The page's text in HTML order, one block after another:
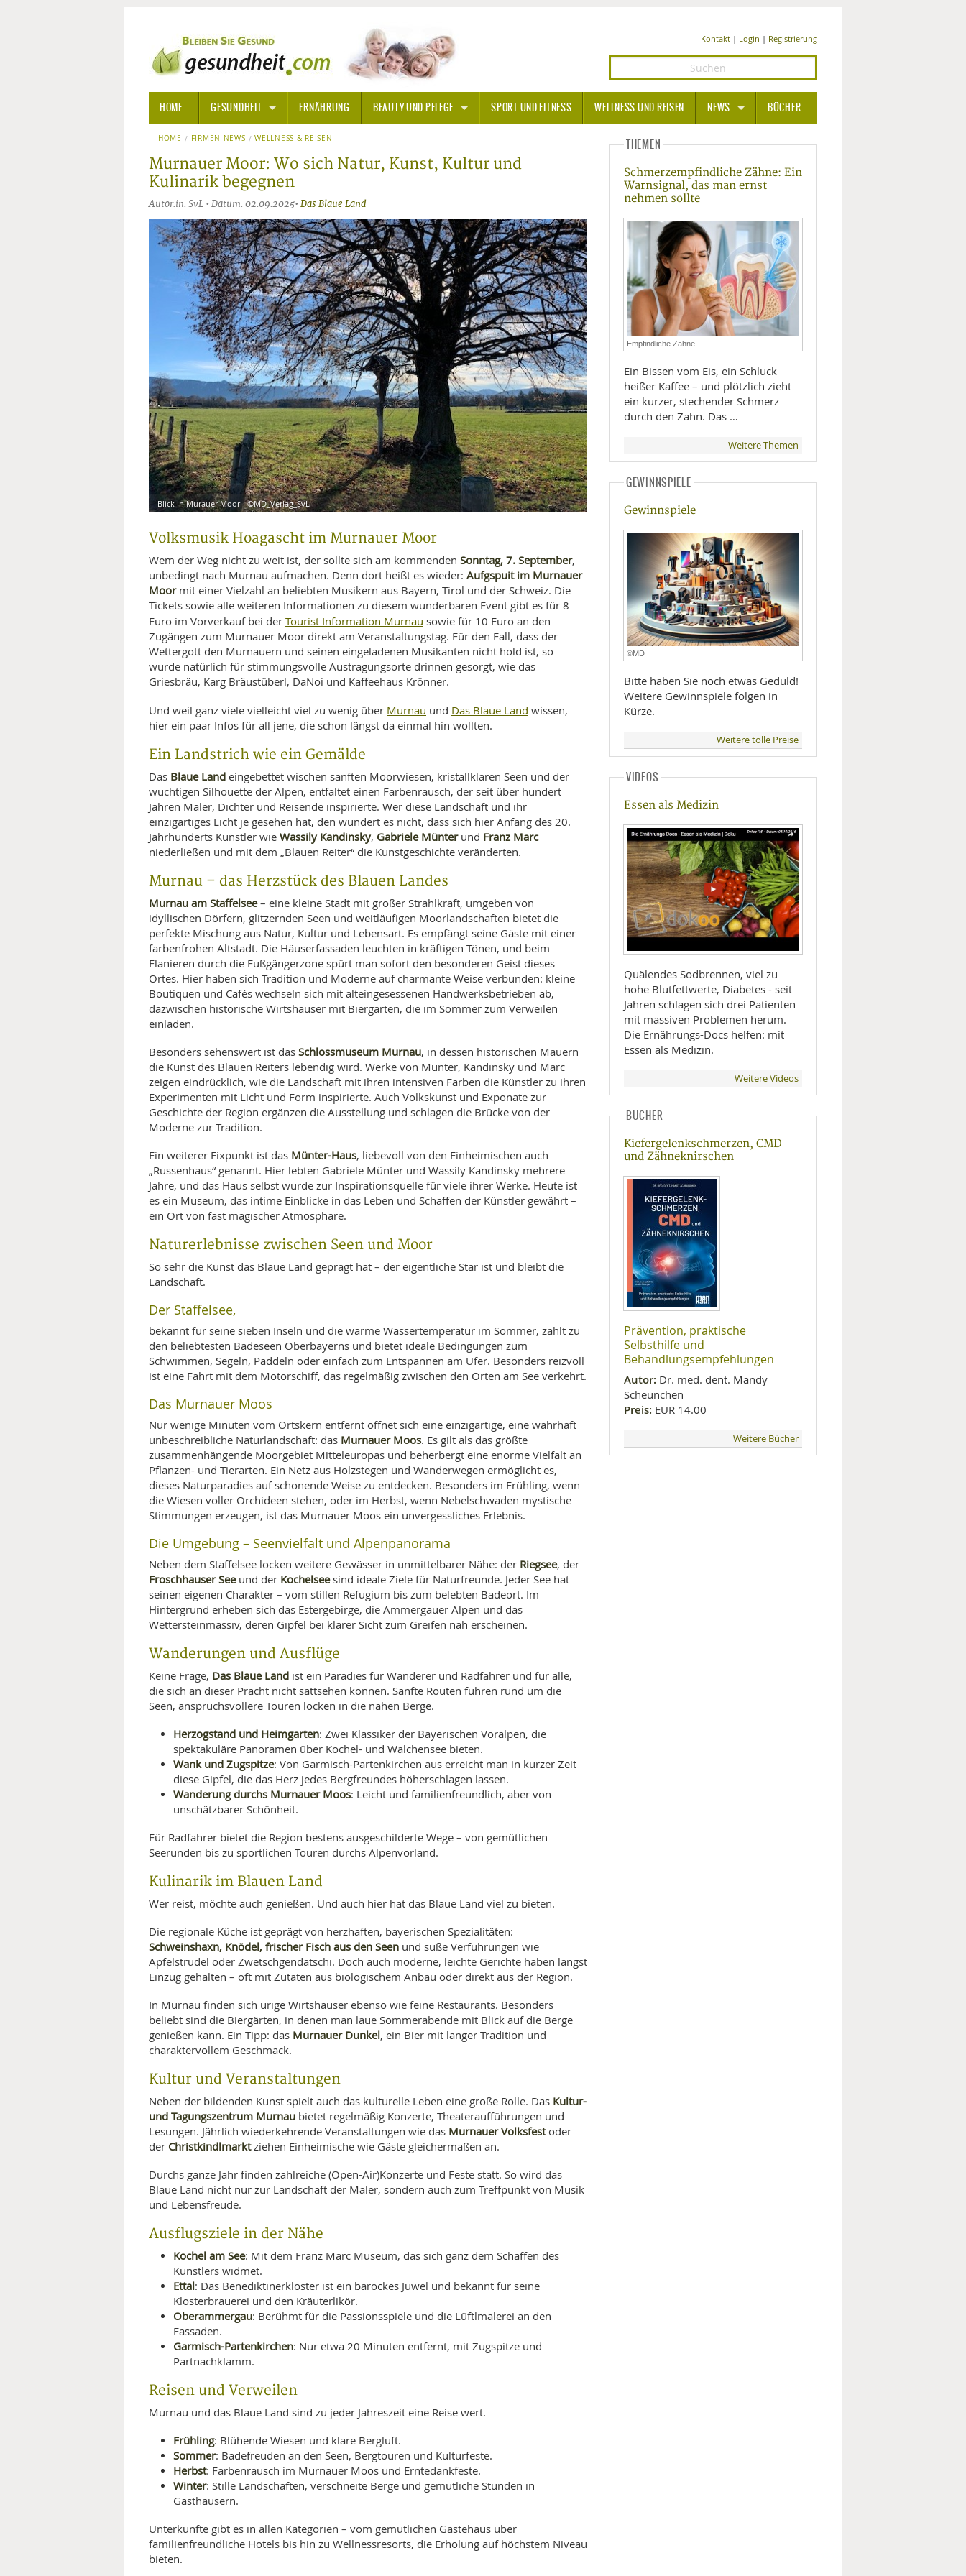
Kontakt| Login | Registrierung
HOME GESUNDHEIT
ALLGEMEINE INFORMATIONEN
ALTERNATIVE HEILWEISENAROMA THERAPIE
BACHBLÜTEN
EDELSTEINE - HEILSTEINE
HOMÖOPATHIE
KALIFORNISCHE BLÜTEN
NATURHEILKUNDE
ALTERNATIVE MEDIZIN
ARZNEI- UND HEILMITTEL
GIFTSTOFFE
KRANKHEITEN VON A-ZANGST
MEDIZINISCHE FACHBEGRIFFE
MUND UND ZÄHNE
PRÄVENTION UND ALTER
SYMPTOME UND DIAGNOSE
VITAMINE UND MINERALSTOFFE
WISSENSCHAFT UND FORSCHUNG
ERNÄHRUNG BEAUTY UND PFLEGE SPORT UND FITNESS WELLNESS UND REISEN NEWS
MEDIZIN UND PHARMA
BEAUTY UND PFLEGE
SPORT UND FITNESS
WELLNESS UND REISEN
LIFESTYLE
MOBILITÄT
BÜCHER
HOME FIRMEN-NEWS WELLNESS & REISEN
Murnauer Moor: Wo sich Natur, Kunst, Kultur und
Kulinarik begegnen
Autor:in: SvL • Datum: 02.09.2025• Das Blaue Land
Blick in Murauer Moor - ©MD_Verlag_SvL
Volksmusik Hoagascht im Murnauer Moor
Wem der Weg nicht zu weit ist, der sollte sich am kommenden Sonntag, 7. September,
unbedingt nach Murnau aufmachen. Denn dort heißt es wieder: Aufgspuit im Murnauer
Moormit einer Vielzahl an beliebten Musikern aus Bayern, Tirol und der Schweiz. Die
Tickets sowie alle weiteren Informationen zu diesem wunderbaren Event gibt es für 8
Euro im Vorverkauf bei der Tourist Information Murnau sowie für 10 Euro an den
Zugängen zum Murnauer Moor direkt am Veranstaltungstag. Für den Fall, dass der
Wettergott den Murnauern und seinen eingeladenen Musikanten nicht hold ist, so
wurde natürlich für stimmungsvolle Austragungsorte drinnen gesorgt, wie das
Griesbräu, Karg Bräustüberl, DaNoi und Kaffeehaus Krönner.
Und weil ganz viele vielleicht viel zu wenig über Murnau und Das Blaue Land wissen,
hier ein paar Infos für all jene, die schon längst da einmal hin wollten.
Ein Landstrich wie ein Gemälde
Das Blaue Land eingebettet wischen sanften Moorwiesen, kristallklaren Seen und der
wuchtigen Silhouette der Alpen, entfaltet einen Farbenrausch, der seit über hundert
Jahren Maler, Dichter und Reisende inspirierte. Wer diese Landschaft und ihr
einzigartiges Licht je gesehen hat, den wundert es nicht, dass sich hier Anfang des 20.
Jahrhunderts Künstler wie Wassily Kandinsky, Gabriele Münterund Franz Marc
niederließen und mit dem „Blauen Reiter“ die Kunstgeschichte veränderten.
Murnau – das Herzstück des Blauen Landes
Murnau am Staffelsee– eine kleine Stadt mit großer Strahlkraft, umgeben von
idyllischen Dörfern, glitzernden Seen und weitläufigen Moorlandschaften bietet die
perfekte Mischung aus Natur, Kultur und Lebensart. Es empfängt seine Gäste mit einer
farbenfrohen Altstadt. Die Häuserfassaden leuchten in kräftigen Tönen, und beim
Flanieren durch die Fußgängerzone spürt man sofort den besonderen Geist dieses
Ortes. Hier haben sich Tradition und Moderne auf charmante Weise verbunden: kleine
Boutiquen und Cafés wechseln sich mit alteingesessenen Handwerksbetrieben ab,
dazwischen historische Wirtshäuser mit Biergärten, die im Sommer zum Verweilen
einladen.
Besonders sehenswert ist das Schlossmuseum Murnau, in dessen historischen Mauern
die Kunst des Blauen Reiters lebendig wird. Werke von Münter, Kandinsky und Marc
zeigen eindrücklich, wie die Landschaft mit ihren intensiven Farben die Künstler zu ihren
Experimenten mit Licht und Form inspirierte. Auch Volkskunst und Exponate zur
Geschichte der Region ergänzen die Ausstellung und schlagen die Brücke von der
Moderne zur Tradition.
Ein weiterer Fixpunkt ist das Münter-Haus, liebevoll von den Einheimischen auch
„Russenhaus“ genannt. Hier lebten Gabriele Münter und Wassily Kandinsky mehrere
Jahre, und das Haus selbst wurde zur Inspirationsquelle für viele ihrer Werke. Heute ist
es ein Museum, das intime Einblicke in das Leben und Schaffen der Künstler gewährt –
ein Ort von fast magischer Atmosphäre.
Naturerlebnisse zwischen Seen und Moor
So sehr die Kunst das Blaue Land geprägt hat – der eigentliche Star ist und bleibt die
Landschaft.
Der Staffelsee,
bekannt für seine sieben Inseln und die warme Wassertemperatur im Sommer, zählt zu
den beliebtesten Badeseen Oberbayerns und bietet ideale Bedingungen zum
Schwimmen, Segeln, Paddeln oder einfach zum Entspannen am Ufer. Besonders reizvoll
ist eine Fahrt mit dem Motorschiff, das regelmäßig zwischen den Orten am See verkehrt.
Das Murnauer Moos
Nur wenige Minuten vom Ortskern entfernt öffnet sich eine einzigartige, eine wahrhaft
unbeschreibliche Naturlandschaft: das Murnauer Moos. Es gilt als das größte
zusammenhängende Moorgebiet Mitteleuropas und beherbergt eine enorme Vielfalt an
Pflanzen- und Tierarten. Ein Netz aus Holzstegen und Wanderwegen ermöglicht es,
dieses Naturparadies auf schonende Weise zu entdecken. Besonders im Frühling, wenn
die Wiesen voller Orchideen stehen, oder im Herbst, wenn Nebelschwaden mystische
Stimmungen erzeugen, ist das Murnauer Moos ein unvergessliches Erlebnis.
Die Umgebung – Seenvielfalt und Alpenpanorama
Neben dem Staffelsee locken weitere Gewässer in unmittelbarer Nähe: der Riegsee, der
Froschhauser Seeund der Kochelseesind ideale Ziele für Naturfreunde. Jeder See hat
seinen eigenen Charakter – vom stillen Refugium bis zum belebten Badeort. Im
Hintergrund erheben sich das Estergebirge, die Ammergauer Alpen und das
Wettersteinmassiv, deren Gipfel bei klarer Sicht zum Greifen nah erscheinen.
Wanderungen und Ausflüge
Keine Frage, Das Blaue Land ist ein Paradies für Wanderer und Radfahrer und für alle,
die sich an dieser Pracht nicht sattsehen können. Sanfte Routen führen rund um die
Seen, anspruchsvollere Touren locken in die nahen Berge.
Herzogstand und Heimgarten: Zwei Klassiker der Bayerischen Voralpen, die
spektakuläre Panoramen über Kochel- und Walchensee bieten.
Wank und Zugspitze: Von Garmisch-Partenkirchen aus erreicht man in kurzer Zeit
diese Gipfel, die das Herz jedes Bergfreundes höherschlagen lassen.
Wanderung durchs Murnauer Moos: Leicht und familienfreundlich, aber von
unschätzbarer Schönheit.
Für Radfahrer bietet die Region bestens ausgeschilderte Wege – von gemütlichen
Seerunden bis zu sportlichen Touren durchs Alpenvorland.
Kulinarik im Blauen Land
Wer reist, möchte auch genießen. Und auch hier hat das Blaue Land viel zu bieten.
Die regionale Küche ist geprägt von herzhaften, bayerischen Spezialitäten:
Schweinshaxn, Knödel, frischer Fisch aus den Seen und süße Verführungen wie
Apfelstrudel oder Zwetschgendatschi. Doch auch moderne, leichte Gerichte haben längst
Einzug gehalten – oft mit Zutaten aus biologischem Anbau oder direkt aus der Region.
In Murnau finden sich urige Wirtshäuser ebenso wie feine Restaurants. Besonders
beliebt sind die Biergärten, in denen man laue Sommerabende mit Blick auf die Berge
genießen kann. Ein Tipp: das Murnauer Dunkel, ein Bier mit langer Tradition und
charaktervollem Geschmack.
Kultur und Veranstaltungen
Neben der bildenden Kunst spielt auch das kulturelle Leben eine große Rolle. Das Kultur-
und Tagungszentrum Murnau bietet regelmäßig Konzerte, Theateraufführungen und
Lesungen. Jährlich wiederkehrende Veranstaltungen wie das Murnauer Volksfestoder
der Christkindlmarktziehen Einheimische wie Gäste gleichermaßen an.
Durchs ganze Jahr finden zahlreiche (Open-Air)Konzerte und Feste statt. So wird das
Blaue Land nicht nur zur Landschaft der Maler, sondern auch zum Treffpunkt von Musik
und Lebensfreude.
Ausflugsziele in der Nähe
Kochel am See: Mit dem Franz Marc Museum, das sich ganz dem Schaffen des
Künstlers widmet.
Ettal: Das Benediktinerkloster ist ein barockes Juwel und bekannt für seine
Klosterbrauerei und den Kräuterlikör.
Oberammergau: Berühmt für die Passionsspiele und die Lüftlmalerei an den
Fassaden.
Garmisch-Partenkirchen: Nur etwa 20 Minuten entfernt, mit Zugspitze und
Partnachklamm.
Reisen und Verweilen
Murnau und das Blaue Land sind zu jeder Jahreszeit eine Reise wert.
Frühling: Blühende Wiesen und klare Bergluft.
Sommer: Badefreuden an den Seen, Bergtouren und Kulturfeste.
Herbst: Farbenrausch im Murnauer Moos und Erntedankfeste.
Winter: Stille Landschaften, verschneite Berge und gemütliche Stunden in
Gasthäusern.
Unterkünfte gibt es in allen Kategorien – vom gemütlichen Gästehaus über
familienfreundliche Hotels bis hin zu Wellnessresorts, die Erholung auf höchstem Niveau
bieten.
THEMEN
Schmerzempfindliche Zähne: Ein
Warnsignal, das man ernst
nehmen sollte
Empfindliche Zähne - …
Ein Bissen vom Eis, ein Schluck
heißer Kaffee – und plötzlich zieht
ein kurzer, stechender Schmerz
durch den Zahn. Das …
Weitere Themen
GEWINNSPIELE
Gewinnspiele
©MD
Bitte haben Sie noch etwas Geduld!
Weitere Gewinnspiele folgen in
Kürze.
Weitere tolle Preise
VIDEOS
Essen als Medizin
Quälendes Sodbrennen, viel zu
hohe Blutfettwerte, Diabetes - seit
Jahren schlagen sich drei Patienten
mit massiven Problemen herum.
Die Ernährungs-Docs helfen: mit
Essen als Medizin.
Weitere Videos
BÜCHER
Kiefergelenkschmerzen, CMD
und Zähneknirschen
Prävention, praktische
Selbsthilfe und
Behandlungsempfehlungen
Autor: Dr. med. dent. Mandy
Scheunchen
Preis: EUR 14.00
Weitere Bücher